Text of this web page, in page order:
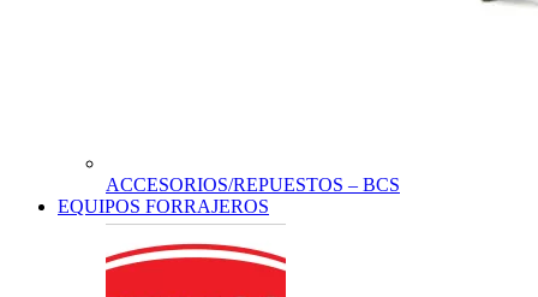
ACCESORIOS/REPUESTOS – BCS
EQUIPOS FORRAJEROS